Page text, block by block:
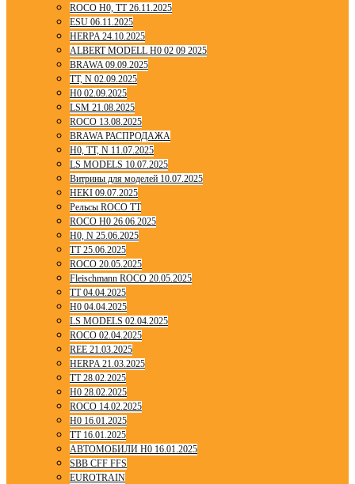
ROCO H0, TT 26.11.2025
ESU 06.11.2025
HERPA 24.10.2025
ALBERT MODELL H0 02 09 2025
BRAWA 09.09.2025
TT, N 02.09.2025
H0 02.09.2025
LSM 21.08.2025
ROCO 13.08.2025
BRAWA РАСПРОДАЖА
H0, TT, N 11.07.2025
LS MODELS 10.07.2025
Витрины для моделей 10.07.2025
HEKI 09.07.2025
Рельсы ROCO TT
ROCO H0 26.06.2025
H0, N 25.06.2025
TT 25.06.2025
ROCO 20.05.2025
Fleischmann ROCO 20.05.2025
TT 04.04.2025
H0 04.04.2025
LS MODELS 02.04.2025
ROCO 02.04.2025
REE 21.03.2025
HERPA 21.03.2025
TT 28.02.2025
H0 28.02.2025
ROCO 14.02.2025
H0 16.01.2025
TT 16.01.2025
АВТОМОБИЛИ H0 16.01.2025
SBB CFF FFS
EUROTRAIN